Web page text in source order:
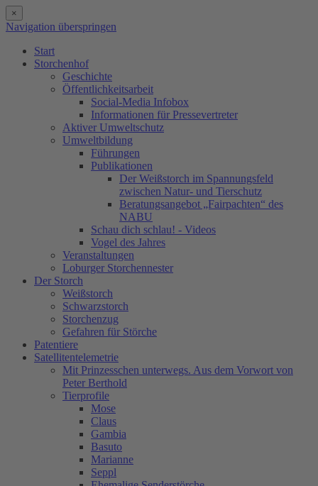
×
Navigation überspringen
Start
Storchenhof
Geschichte
Öffentlichkeitsarbeit
Social-Media Infobox
Informationen für Pressevertreter
Aktiver Umweltschutz
Umweltbildung
Führungen
Publikationen
Der Weißstorch im Spannungsfeld
zwischen Natur- und Tierschutz
Beratungsangebot „Fairpachten“ des
NABU
Schau dich schlau! - Videos
Vogel des Jahres
Veranstaltungen
Loburger Storchennester
Der Storch
Weißstorch
Schwarzstorch
Storchenzug
Gefahren für Störche
Patentiere
Satellitentelemetrie
Mit Prinzesschen unterwegs. Aus dem Vorwort von
Peter Berthold
Tierprofile
Mose
Claus
Gambia
Basuto
Marianne
Seppl